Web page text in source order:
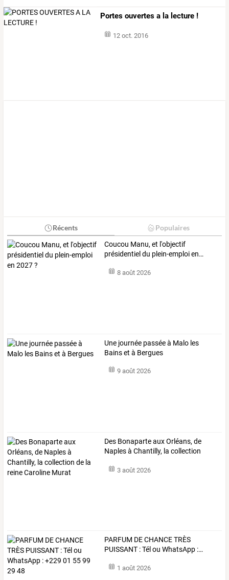
Portes ouvertes a la lecture !
12 oct. 2016
Récents Populaires
Coucou Manu, et l'objectif
présidentiel du plein-emploien…
8 août 2026
Une journée passée à Malo les
Bains et à Bergues
9 août 2026
Des BonaparteauxOrléans, de
Naplesà Chantilly, la collection
3 août 2026
PARFUM DECHANCETRÈS
PUISSANT :Tél ou WhatsApp :…
1 août 2026